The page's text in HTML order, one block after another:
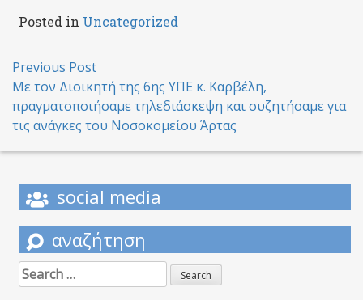
Posted in Uncategorized
Post
navigation
Previous Post
Με τον Διοικητή της 6ης ΥΠΕ κ. Καρβέλη,
πραγματοποιήσαμε τηλεδιάσκεψη και συζητήσαμε για
τις ανάγκες του Νοσοκομείου Άρτας
social media
αναζήτηση
Search
for: